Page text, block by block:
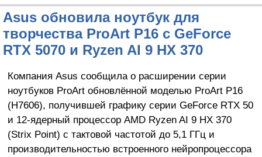
Asus обновила ноутбук для
творчества ProArt P16 с GeForce
RTX 5070 и Ryzen AI 9 HX 370
Компания Asus сообщила о расширении серии
ноутбуков ProArt обновлённой моделью ProArt P16
(H7606), получившей графику серии GeForce RTX 50
и 12-ядерный процессор AMD Ryzen AI 9 HX 370
(Strix Point) с тактовой частотой до 5,1 ГГц и
производительностью встроенного нейропроцессора